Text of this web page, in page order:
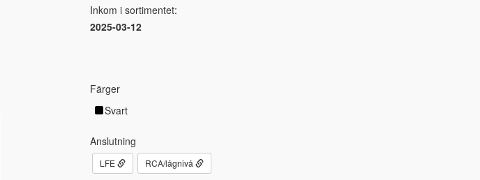
Inkom i sortimentet:
2025-03-12
Färger
Svart
Anslutning
LFE RCA/lågnivå